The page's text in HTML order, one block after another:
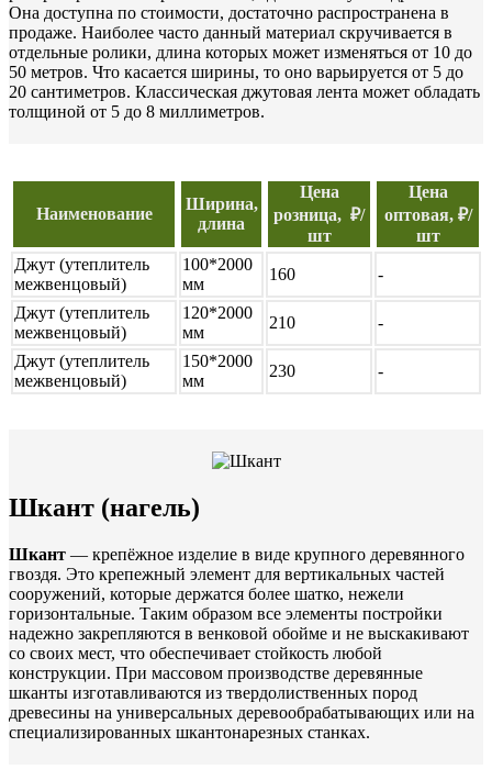
Она доступна по стоимости, достаточно распространена в
продаже. Наиболее часто данный материал скручивается в
отдельные ролики, длина которых может изменяться от 10 до
50 метров. Что касается ширины, то оно варьируется от 5 до
20 сантиметров. Классическая джутовая лента может обладать
толщиной от 5 до 8 миллиметров.
Наименование
Ширина,
длина
Цена
розница, ₽/
шт
Цена
оптовая, ₽/
шт
Джут (утеплитель
межвенцовый)
100*2000
мм
160 -
Джут (утеплитель
межвенцовый)
120*2000
мм
210 -
Джут (утеплитель
межвенцовый)
150*2000
мм
230 -
Шкант (нагель)
Шкант — крепёжное изделие в виде крупного деревянного
гвоздя. Это крепежный элемент для вертикальных частей
сооружений, которые держатся более шатко, нежели
горизонтальные. Таким образом все элементы постройки
надежно закрепляются в венковой обойме и не выскакивают
со своих мест, что обеспечивает стойкость любой
конструкции. При массовом производстве деревянные
шканты изготавливаются из твердолиственных пород
древесины на универсальных деревообрабатывающих или на
специализированных шкантонарезных станках.